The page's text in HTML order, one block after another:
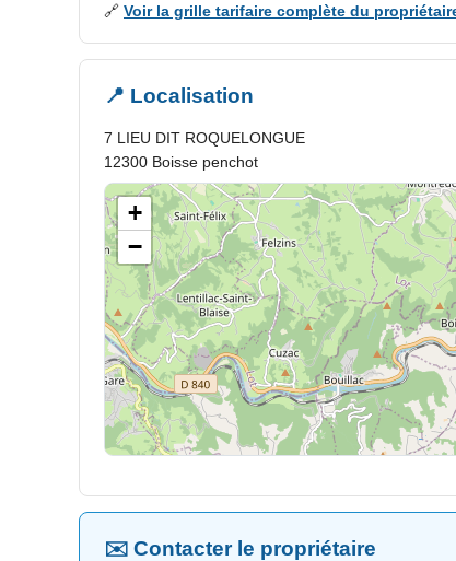
🔗 Voir la grille tarifaire complète du
📍 Localisation
7 LIEU DIT ROQUELONGUE
12300 Boisse penchot
+
−
✉️ Contacter le propriétaire